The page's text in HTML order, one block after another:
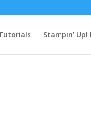
Stampin’ Up!